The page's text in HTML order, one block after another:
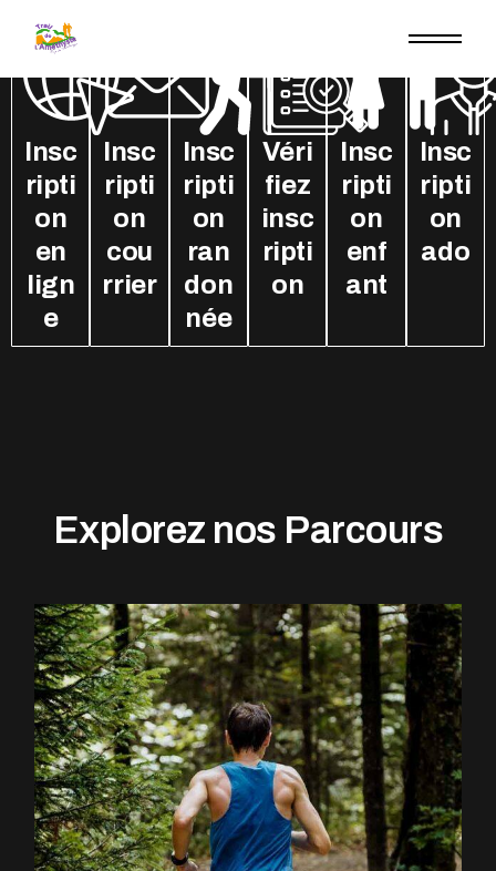
Insc
ripti
on
en
lign
e
Insc
ripti
on
cou
rrier
Insc
ripti
on
ran
don
née
Véri
fiez
insc
ripti
on
Insc
ripti
on
enf
ant
Insc
ripti
on
ado
Explorez nos Parcours